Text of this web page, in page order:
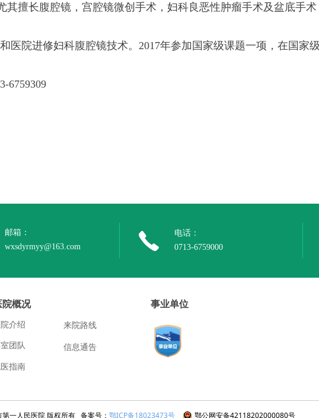
其擅长腹腔镜，宫腔镜微创手术，妇科良恶性肿瘤手术及盆底手
医院进修妇科腹腔镜技术。2017年参加国家级课题一项，在国家
6759309
电话：
0713-6759000
邮箱：
wxsdyrmyy@163.com
一人民医院 版权所有 备案号： 鄂ICP备18023473号 鄂公网安备42118202000080号
院概况
院介绍
团队
指南
来院路线
信息通告
事业单位